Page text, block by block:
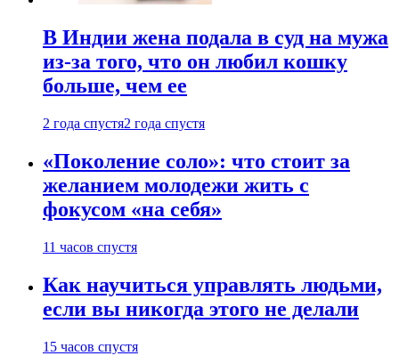
В Индии жена подала в суд на мужа
из-за того, что он любил кошку
больше, чем ее
2 года спустя2 года спустя
«Поколение соло»: что стоит за
желанием молодежи жить с
фокусом «на себя»
11 часов спустя
Как научиться управлять людьми,
если вы никогда этого не делали
15 часов спустя